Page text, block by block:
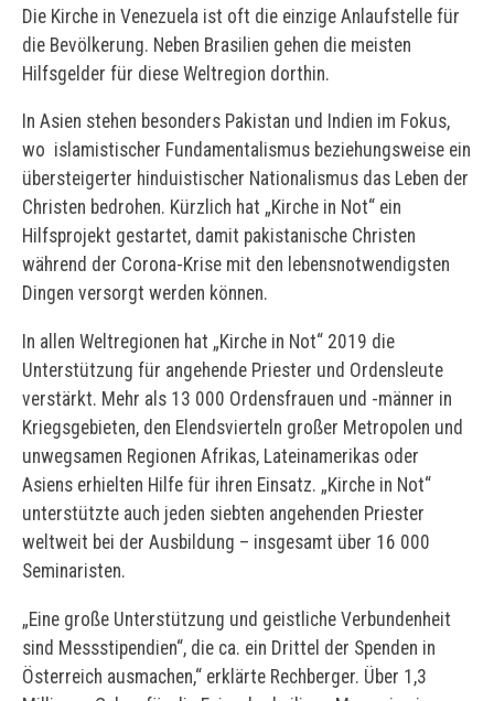
Die Kirche in Venezuela ist oft die einzige Anlaufstelle für
die Bevölkerung. Neben Brasilien gehen die meisten
Hilfsgelder für diese Weltregion dorthin.
In Asien stehen besonders Pakistan und Indien im Fokus,
wo islamistischer Fundamentalismus beziehungsweise ein
übersteigerter hinduistischer Nationalismus das Leben der
Christen bedrohen. Kürzlich hat „Kirche in Not“ ein
Hilfsprojekt gestartet, damit pakistanische Christen
während der Corona-Krise mit den lebensnotwendigsten
Dingen versorgt werden können.
In allen Weltregionen hat „Kirche in Not“ 2019 die
Unterstützung für angehende Priester und Ordensleute
verstärkt. Mehr als 13 000 Ordensfrauen und -männer in
Kriegsgebieten, den Elendsvierteln großer Metropolen und
unwegsamen Regionen Afrikas, Lateinamerikas oder
Asiens erhielten Hilfe für ihren Einsatz. „Kirche in Not“
unterstützte auch jeden siebten angehenden Priester
weltweit bei der Ausbildung – insgesamt über 16 000
Seminaristen.
„Eine große Unterstützung und geistliche Verbundenheit
sind Messstipendien“, die ca. ein Drittel der Spenden in
Österreich ausmachen,“ erklärte Rechberger. Über 1,3